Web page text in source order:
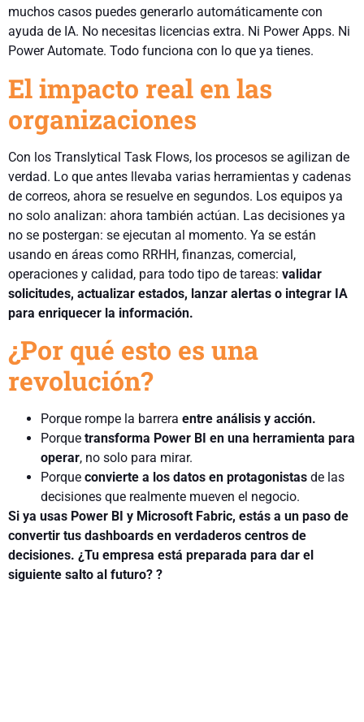
muchos casos puedes generarlo automáticamente con
ayuda de IA. No necesitas licencias extra. Ni Power Apps. Ni
Power Automate. Todo funciona con lo que ya tienes.
El impacto real en las
organizaciones
Con los Translytical Task Flows, los procesos se agilizan de
verdad. Lo que antes llevaba varias herramientas y cadenas
de correos, ahora se resuelve en segundos. Los equipos ya
no solo analizan: ahora también actúan. Las decisiones ya
no se postergan: se ejecutan al momento. Ya se están
usando en áreas como RRHH, finanzas, comercial,
operaciones y calidad, para todo tipo de tareas: validar
solicitudes, actualizar estados, lanzar alertas o integrar IA
para enriquecer la información.
¿Por qué esto es una
revolución?
Porque rompe la barrera entre análisis y acción.
Porque transforma Power BI en una herramienta para
operar, no solo para mirar.
Porque convierte a los datos en protagonistas de las
decisiones que realmente mueven el negocio.
Si ya usas Power BI y Microsoft Fabric, estás a un paso de
convertir tus dashboards en verdaderos centros de
decisiones. ¿Tu empresa está preparada para dar el
siguiente salto al futuro? ?